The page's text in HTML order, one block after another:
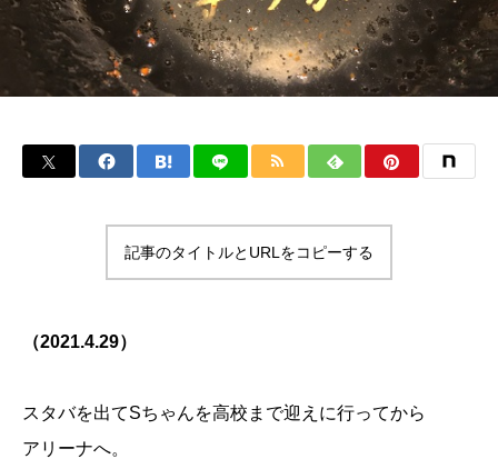
記事のタイトルとURLをコピーする
（2021.4.29）
スタバを出てSちゃんを高校まで迎えに行ってから
アリーナへ。